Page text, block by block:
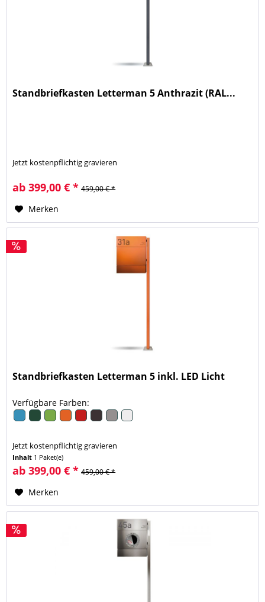
Standbriefkasten Letterman 5 Anthrazit (RAL...
Jetzt kostenpflichtig gravieren
ab 399,00 € * 459,00 € *
Merken
Standbriefkasten Letterman 5 inkl. LED Licht
Verfügbare Farben:
Jetzt kostenpflichtig gravieren
Inhalt 1 Paket(e)
ab 399,00 € * 459,00 € *
Merken